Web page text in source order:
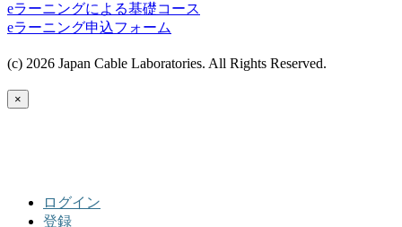
eラーニングによる基礎コース
eラーニング申込フォーム
(c) 2026 Japan Cable Laboratories. All Rights Reserved.
×
ログイン
登録